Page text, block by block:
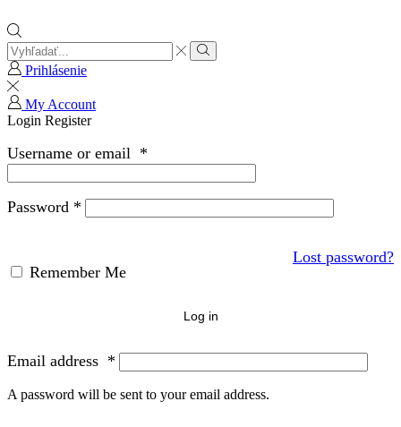
Search
input
Search
Prihlásenie
My Account
Login Register
Username or email *
Password *
Lost password?
Remember Me
Log in
Email address *
A password will be sent to your email address.